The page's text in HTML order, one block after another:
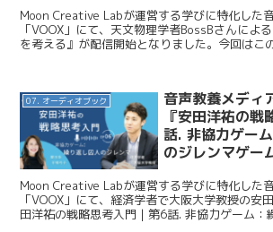
Moon Creative Labが運営する学びに特化した
「VOOX」にて、天文物理学者BossBさんによ
を考える』が配信開始となりました。今回はこ
07. オーディオブック
音声教養メディ
『安田洋祐の
話. 非協力ゲー
のジレンマゲー
Moon Creative Labが運営する学びに特化した
「VOOX」にて、経済学者で大阪大学教授の安
田洋祐の戦略思考入門｜第6話. 非協力ゲーム：